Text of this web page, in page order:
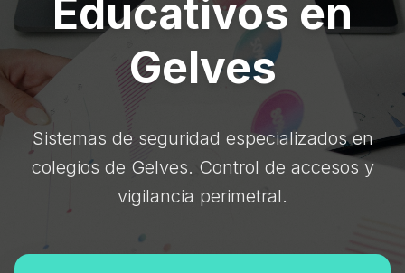
Educativos en
Gelves
Sistemas de seguridad especializados en
colegios de Gelves. Control de accesos y
vigilancia perimetral.